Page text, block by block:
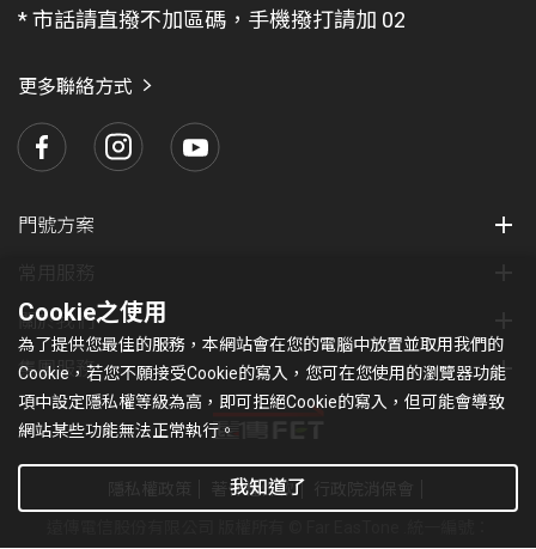
* 市話請直撥不加區碼，手機撥打請加 02
更多聯絡方式
門號方案
關於我們
集團服務
著作權條款
Cookie之使用
為了提供您最佳的服務，本網站會在您的電腦中放置並取用我們的
Cookie，若您不願接受Cookie的寫入，您可在您使用的瀏覽器功能
項中設定隱私權等級為高，即可拒絕Cookie的寫入，但可能會導致
網站某些功能無法正常執行。
我知道了